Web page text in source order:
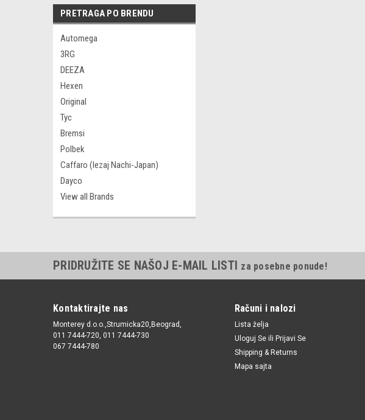
PRETRAGA PO BRENDU
Automega
3RG
DEEZA
Hexen
Original
Tyc
Bremsi
Polbek
Caffaro (lezaj Nachi-Japan)
Dayco
View all Brands
PRIDRUŽITE SE NAŠOJ E-MAIL LISTI za posebne ponude!
Kontaktirajte nas
Monterey d.o.o.,Strumicka20,Beograd,
011 7444-720, 011 7444-730
067 7444-780
Računi i nalozi
Lista želja
Uloguj Se ili Prijavi Se
Shipping & Returns
Mapa sajta